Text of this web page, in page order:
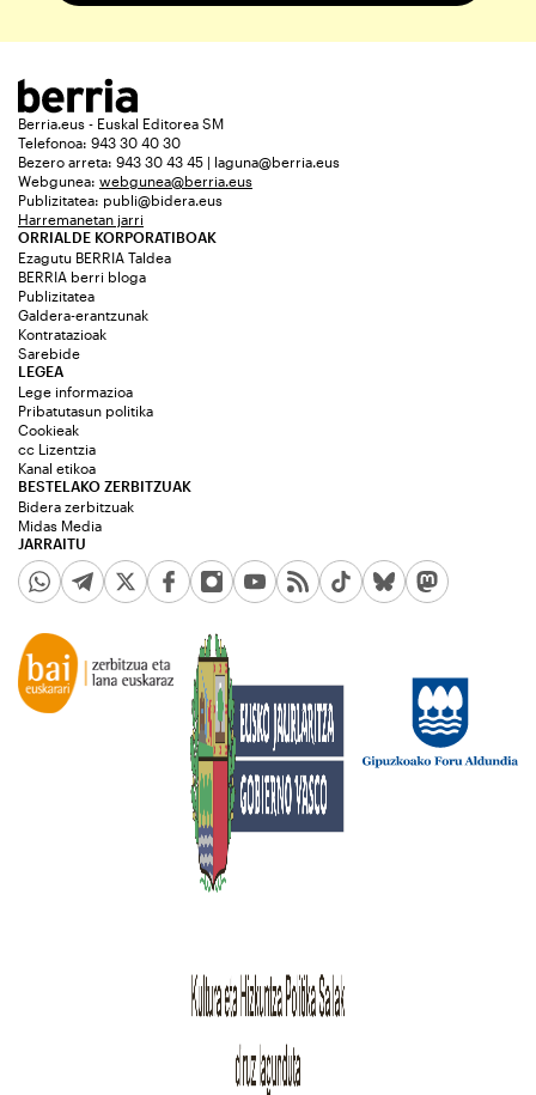
Berria.eus - Euskal Editorea SM
Telefonoa: 943 30 40 30
Bezero arreta: 943 30 43 45 | laguna@berria.eus
Webgunea: webgunea@berria.eus
Publizitatea: publi@bidera.eus
Harremanetan jarri
ORRIALDE KORPORATIBOAK
Ezagutu BERRIA Taldea
BERRIA berri bloga
Publizitatea
Galdera-erantzunak
Kontratazioak
Sarebide
JARRAITU
LEGEA
Lege informazioa
Pribatutasun politika
Cookieak
cc Lizentzia
Kanal etikoa
BESTELAKO ZERBITZUAK
Bidera zerbitzuak
Midas Media